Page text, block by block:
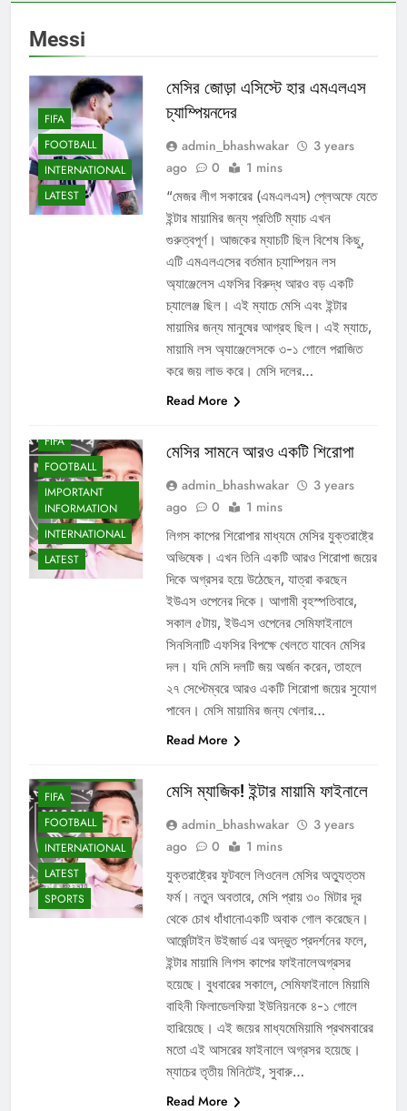
Messi
FIFA
FOOTBALL
INTERNATIONAL
LATEST
মেসির জোড়া এসিস্টে হার এমএলএস
চ্যাম্পিয়নদের
admin_bhashwakar
3 years
ago
0 1 mins
“মেজর লীগ সকারের (এমএলএস) প্লেঅফে যেতে
ইন্টার মায়ামির জন্য প্রতিটি ম্যাচ এখন
গুরুত্বপূর্ণ। আজকের ম্যাচটি ছিল বিশেষ কিছু,
এটি এমএলএসের বর্তমান চ্যাম্পিয়ন লস
অ্যাঞ্জেলেস এফসির বিরুদ্ধ আরও বড় একটি
চ্যালেঞ্জ ছিল। এই ম্যাচে মেসি এবং ইন্টার
মায়ামির জন্য মানুষের আগ্রহ ছিল। এই ম্যাচে,
মায়ামি লস অ্যাঞ্জেলেসকে ৩-১ গোলে পরাজিত
করে জয় লাভ করে। মেসি দলের…
Read More
FIFA
FOOTBALL
IMPORTANT
INFORMATION
INTERNATIONAL
LATEST
মেসির সামনে আরও একটি শিরোপা
admin_bhashwakar
3 years
ago
0 1 mins
লিগস কাপের শিরোপার মাধ্যমে মেসির যুক্তরাষ্ট্রে
অভিষেক। এখন তিনি একটি আরও শিরোপা জয়ের
দিকে অগ্রসর হয়ে উঠেছেন, যাত্রা করছেন
ইউএস ওপেনের দিকে। আগামী বৃহস্পতিবারে,
সকাল ৫টায়, ইউএস ওপেনের সেমিফাইনালে
সিনসিনাটি এফসির বিপক্ষে খেলতে যাবেন মেসির
দল। যদি মেসি দলটি জয় অর্জন করেন, তাহলে
২৭ সেপ্টেম্বরে আরও একটি শিরোপা জয়ের সুযোগ
পাবেন। মেসি মায়ামির জন্য খেলার…
Read More
FIFA
FOOTBALL
INTERNATIONAL
LATEST
SPORTS
মেসি ম্যাজিক! ইন্টার মায়ামি ফাইনালে
admin_bhashwakar
3 years
ago
0 1 mins
যুক্তরাষ্ট্রের ফুটবলে লিওনেল মেসির অত্যুত্তম
ফর্ম। নতুন অবতারে, মেসি প্রায় ৩০ মিটার দূর
থেকে চোখ ধাঁধানোএকটি অবাক গোল করেছেন।
আর্জেন্টাইন উইজার্ড এর অদ্ভুত প্রদর্শনের ফলে,
ইন্টার মায়ামি লিগস কাপের ফাইনালেঅগ্রসর
হয়েছে। বুধবারের সকালে, সেমিফাইনালে মিয়ামি
বাহিনী ফিলাডেলফিয়া ইউনিয়নকে ৪-১ গোলে
হারিয়েছে। এই জয়ের মাধ্যমেমিয়ামি প্রথমবারের
মতো এই আসরের ফাইনালে অগ্রসর হয়েছে।
ম্যাচের তৃতীয় মিনিটেই, সুবারু…
Read More